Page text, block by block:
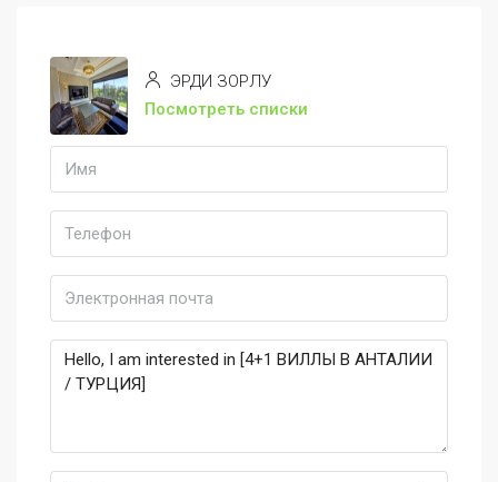
ЭРДИ ЗОРЛУ
Посмотреть списки